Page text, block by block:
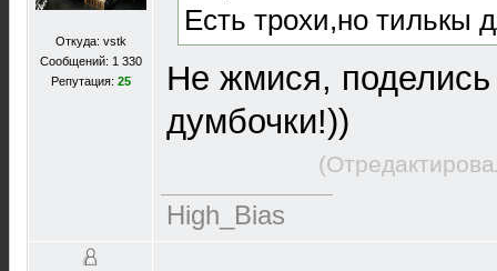
Откуда: vstk
Сообщений: 1 330
Репутация: 25
Есть трохи,но тилькы
Не жмися,
думбочки!))
High_Bias